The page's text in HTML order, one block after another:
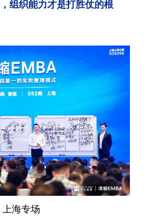
组织能力才是打胜仗的根
海专场